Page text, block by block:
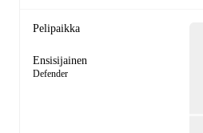
Pelipaikka
Ensisijainen
Defender